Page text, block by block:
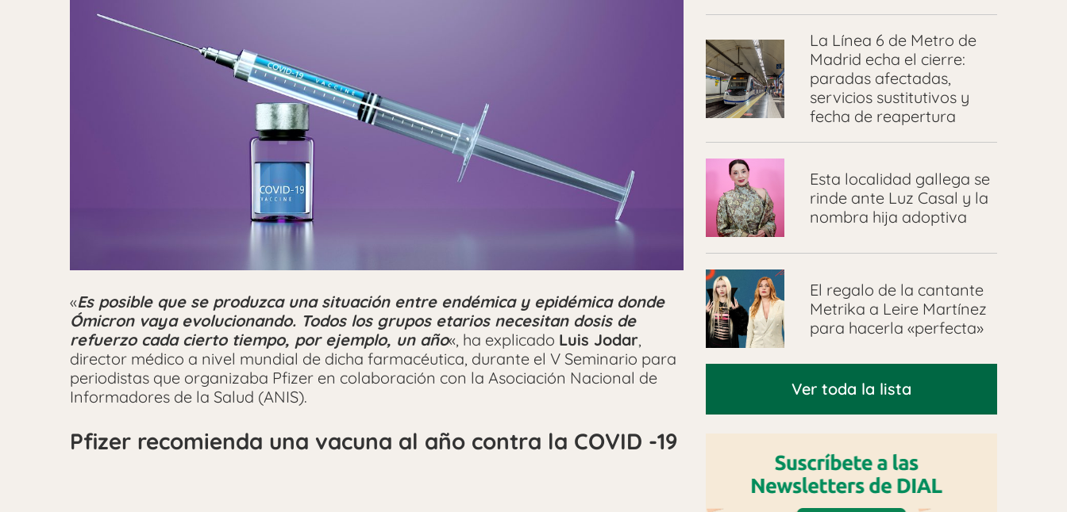
«Es posible que se produzca una situación entre endémica y epidémica donde
Ómicron vaya evolucionando. Todos los grupos etarios necesitan dosis de
refuerzo cada cierto tiempo, por ejemplo, un año«, ha explicado Luis Jodar,
director médico a nivel mundial de dicha farmacéutica, durante el V Seminario para
periodistas que organizaba Pfizer en colaboración con la Asociación Nacional de
Informadores de la Salud (ANIS).
Pfizer recomienda una vacuna al año contra la COVID -19
La Línea 6 de Metro de
Madrid echa el cierre:
paradas afectadas,
servicios sustitutivos y
fecha de reapertura
Esta localidad gallega se
rinde ante Luz Casal y la
nombra hija adoptiva
El regalo de la cantante
Metrika a Leire Martínez
para hacerla «perfecta»
Ver toda la lista